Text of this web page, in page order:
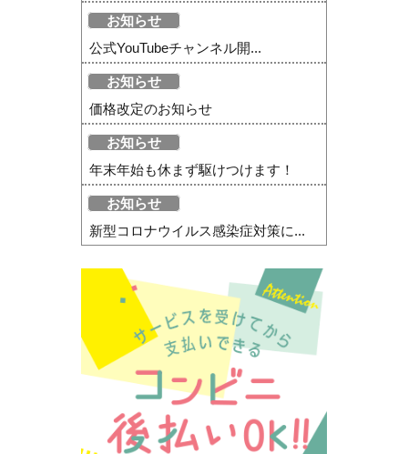
お知らせ
公式YouTubeチャンネル開...
お知らせ
価格改定のお知らせ
お知らせ
年末年始も休まず駆けつけます！
お知らせ
新型コロナウイルス感染症対策に...